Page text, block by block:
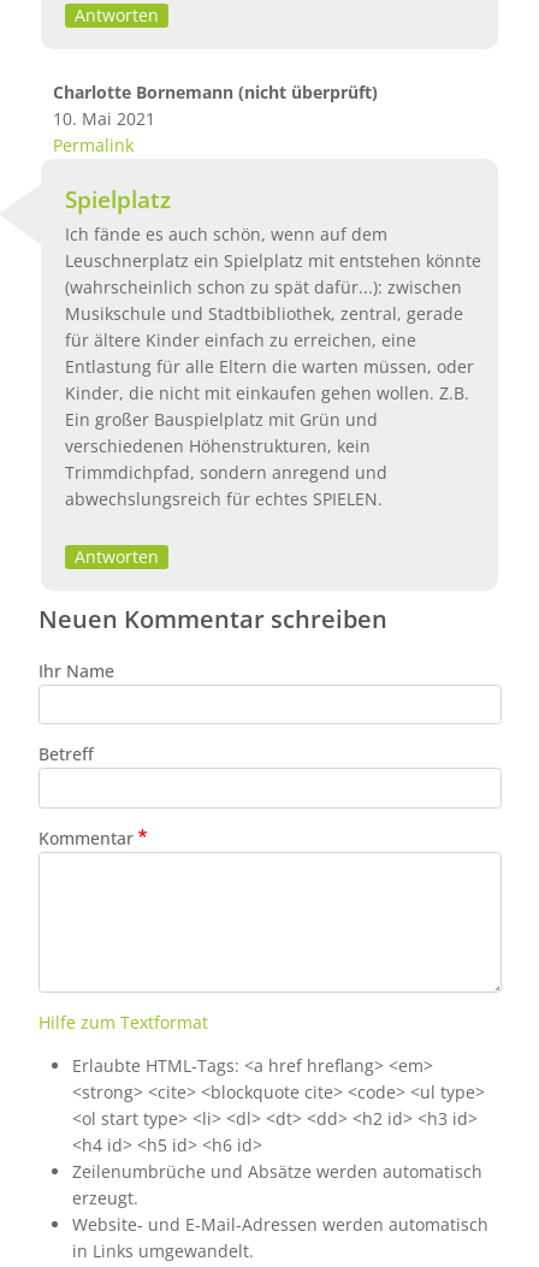
Antworten
Charlotte Bornemann (nicht überprüft)
10. Mai 2021
Permalink
Spielplatz
Ich fände es auch schön, wenn auf dem
Leuschnerplatz ein Spielplatz mit entstehen könnte
(wahrscheinlich schon zu spät dafür...): zwischen
Musikschule und Stadtbibliothek, zentral, gerade
für ältere Kinder einfach zu erreichen, eine
Entlastung für alle Eltern die warten müssen, oder
Kinder, die nicht mit einkaufen gehen wollen. Z.B.
Ein großer Bauspielplatz mit Grün und
verschiedenen Höhenstrukturen, kein
Trimmdichpfad, sondern anregend und
abwechslungsreich für echtes SPIELEN.
Antworten
Neuen Kommentar schreiben
Ihr Name
Betreff
Kommentar
Hilfe zum Textformat
Erlaubte HTML-Tags: <a href hreflang> <em>
<strong> <cite> <blockquote cite> <code> <ul type>
<ol start type> <li> <dl> <dt> <dd> <h2 id> <h3 id>
<h4 id> <h5 id> <h6 id>
Zeilenumbrüche und Absätze werden automatisch
erzeugt.
Website- und E-Mail-Adressen werden automatisch
in Links umgewandelt.